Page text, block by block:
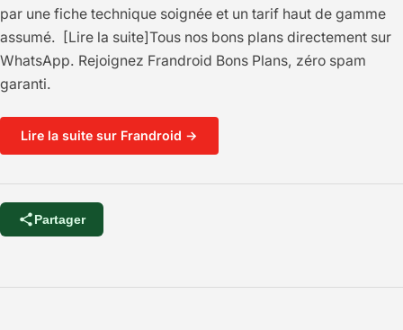
par une fiche technique soignée et un tarif haut de gamme
assumé. [Lire la suite]Tous nos bons plans directement sur
WhatsApp. Rejoignez Frandroid Bons Plans, zéro spam
garanti.
Lire la suite sur Frandroid →
Partager